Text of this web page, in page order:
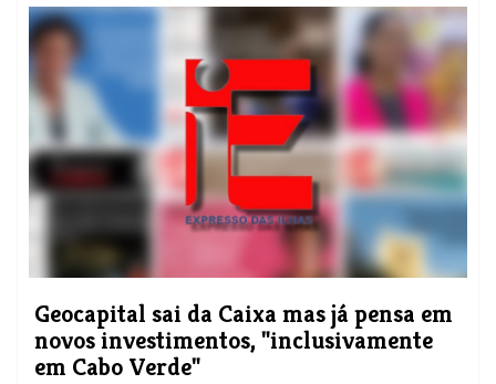
Geocapital sai da Caixa mas já pensa em
novos investimentos, "inclusivamente
em Cabo Verde"